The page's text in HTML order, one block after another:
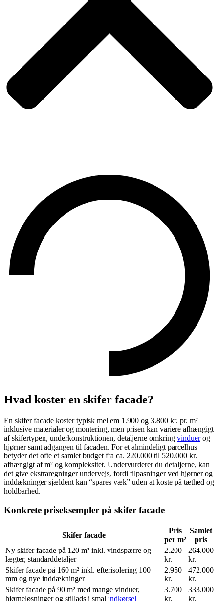
Hvad koster en skifer facade?
En skifer facade koster typisk mellem 1.900 og 3.800 kr. pr. m²
inklusive materialer og montering, men prisen kan variere afhængigt
af skifertypen, underkonstruktionen, detaljerne omkring vinduerog
hjørner samt adgangen til facaden. For et almindeligt parcelhus
betyder det ofte et samlet budget fra ca. 220.000 til 520.000 kr.
afhængigt af m² og kompleksitet. Undervurderer du detaljerne, kan
det give ekstraregninger undervejs, fordi tilpasninger ved hjørner og
inddækninger sjældent kan “spares væk” uden at koste på tæthed og
holdbarhed.
Konkrete priseksempler på skifer facade
Skifer facade
Pris
per m²
Samlet
pris
Ny skifer facade på 120 m² inkl. vindspærre og
lægter, standarddetaljer
2.200
kr.
264.000
kr.
Skifer facade på 160 m² inkl. efterisolering 100
mm og nye inddækninger
2.950
kr.
472.000
kr.
Skifer facade på 90 m² med mange vinduer,
hjørneløsninger og stillads i smal indkørsel
3.700
kr.
333.000
kr.